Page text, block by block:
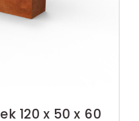
120 x 50 x 60